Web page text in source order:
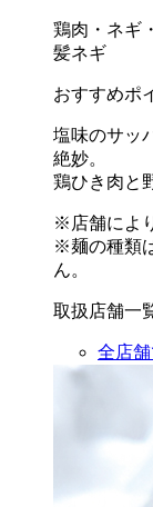
鶏肉・ネギ
髪ネギ
おすすめポ
塩味のサッ
絶妙。
鶏ひき肉と
※店舗によ
※麺の種類
ん。
取扱店舗一
全店